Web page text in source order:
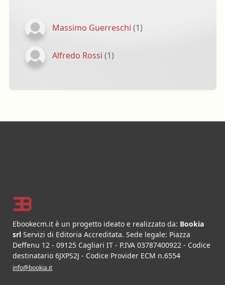
Massimo Guerreschi (1)
Alfredo Rossi (1)
Ebookecm.it è un progetto ideato e realizzato da: Bookia
srl Servizi di Editoria Accreditata. Sede legale: Piazza
Deffenu 12 - 09125 Cagliari IT - P.IVA 03787400922 - Codice
destinatario 6JXPS2J - Codice Provider ECM n.6554
info@bookia.it